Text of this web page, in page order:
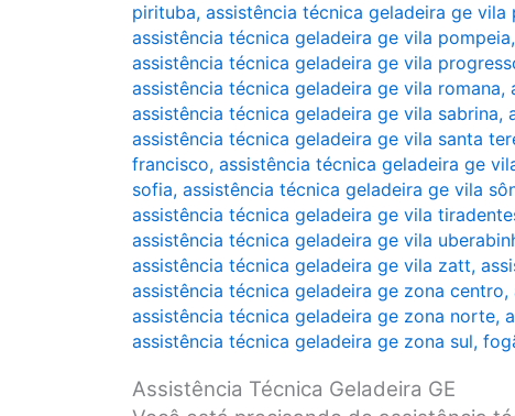
pirituba, assistência técnica geladeira ge vila
assistência técnica geladeira ge vila pompeia,
assistência técnica geladeira ge vila
assistência técnica geladeira ge vila romana,
assistência técnica geladeira ge vila sabrina,
assistência técnica geladeira ge vila santa
francisco, assistência técnica geladeira ge
sofia, assistência técnica geladeira ge vila
assistência técnica geladeira ge vila
assistência técnica geladeira ge vila
assistência técnica geladeira ge vila zatt,
assistência técnica geladeira ge zona centro,
assistência técnica geladeira ge zona norte,
assistência técnica geladeira ge zona sul,
Assistência Técnica Geladeira GE